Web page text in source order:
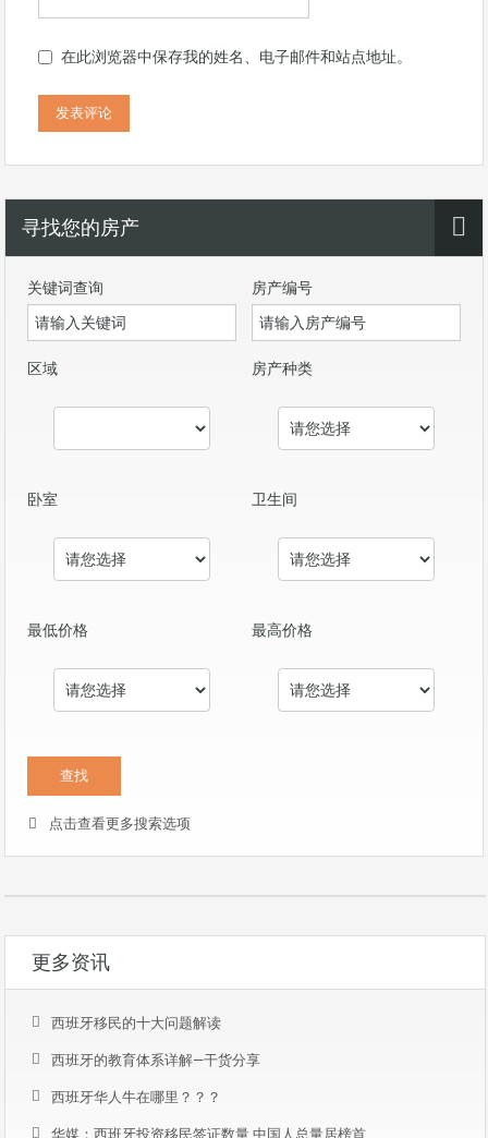
在此浏览器中保存我的姓名、电子邮件和站点地址。
寻找您的房产
关键词查询 房产编号
区域 房产种类
卧室 卫生间
最低价格 最高价格
点击查看更多搜索选项
更多资讯
西班牙移民的十大问题解读
西班牙的教育体系详解—干货分享
西班牙华人牛在哪里？？？
华媒：西班牙投资移民签证数量 中国人总量居榜首